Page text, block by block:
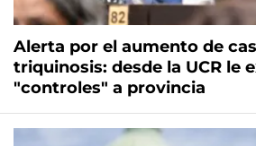
Alerta por el aumento de
triquinosis: desde la UCR le
"controles" a provincia